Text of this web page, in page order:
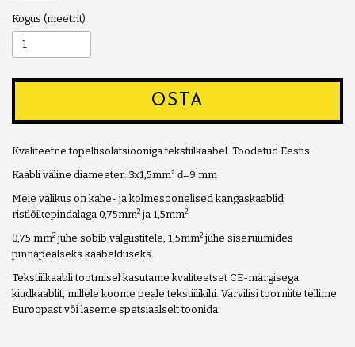
Kogus
OSTA
Kvaliteetne topeltisolatsiooniga tekstiilkaabel. Toodetud Eestis.
Kaabli väline diameeter: 3x1,5mm² d=9 mm
Meie valikus on kahe- ja kolmesoonelised kangaskaablid
ristlõikepindalaga 0,75mm2 ja 1,5mm2
0,75 mm2 juhe sobib valgustitele, 1,5mm2 juhe siseruumides
pinnapealseks kaabelduseks.
Tekstiilkaabli tootmisel kasutame kvaliteetset CE-märgisega
kiudkaablit, millele koome peale tekstiilikihi. Värvilisi toorniite tellime
Euroopast või laseme spetsiaalselt toonida.